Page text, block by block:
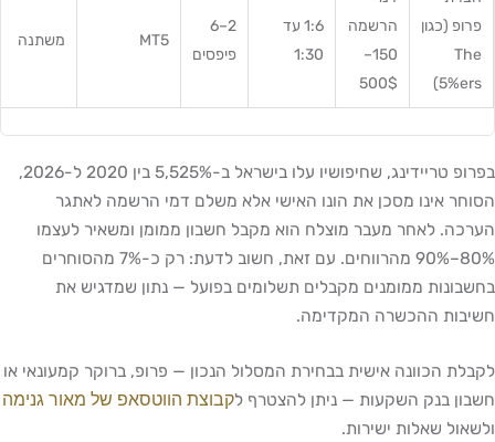
פרופ (כגון
The
5%ers)
הרשמה
150–
500$
1:6 עד
1:30
2–6
פיפסים
MT5 משתנה
בפרופ טריידינג, שחיפושיו עלו בישראל ב-5,525% בין 2020 ל-2026,
הסוחר אינו מסכן את הונו האישי אלא משלם דמי הרשמה לאתגר
הערכה. לאחר מעבר מוצלח הוא מקבל חשבון ממומן ומשאיר לעצמו
80%–90% מהרווחים. עם זאת, חשוב לדעת: רק כ-7% מהסוחרים
בחשבונות ממומנים מקבלים תשלומים בפועל — נתון שמדגיש את
חשיבות ההכשרה המקדימה.
לקבלת הכוונה אישית בבחירת המסלול הנכון — פרופ, ברוקר קמעונאי או
חשבון בנק השקעות — ניתן להצטרף לקבוצת הווטסאפ של מאור גנימה
ולשאול שאלות ישירות.